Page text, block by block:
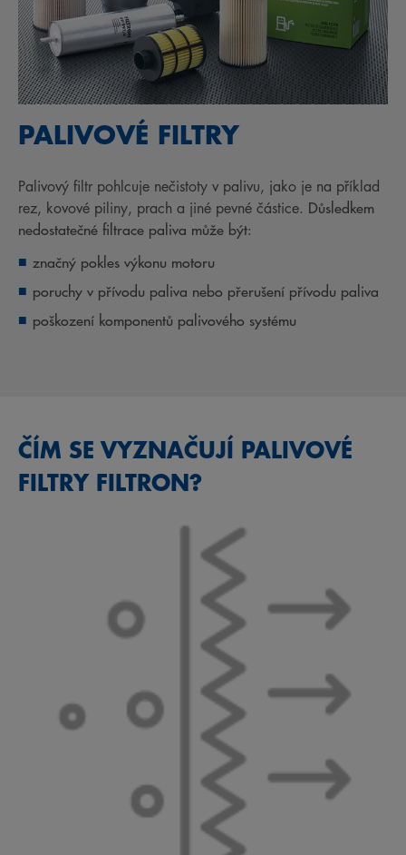
PALIVOVÉ FILTRY
Palivový filtr pohlcuje nečistoty v palivu, jako je na příklad
rez, kovové piliny, prach a jiné pevné částice. Důsledkem
nedostatečné filtrace paliva může být:
značný pokles výkonu motoru
poruchy v přívodu paliva nebo přerušení přívodu paliva
poškození komponentů palivového systému
ČÍM SE VYZNAČUJÍ PALIVOVÉ
FILTRY FILTRON?